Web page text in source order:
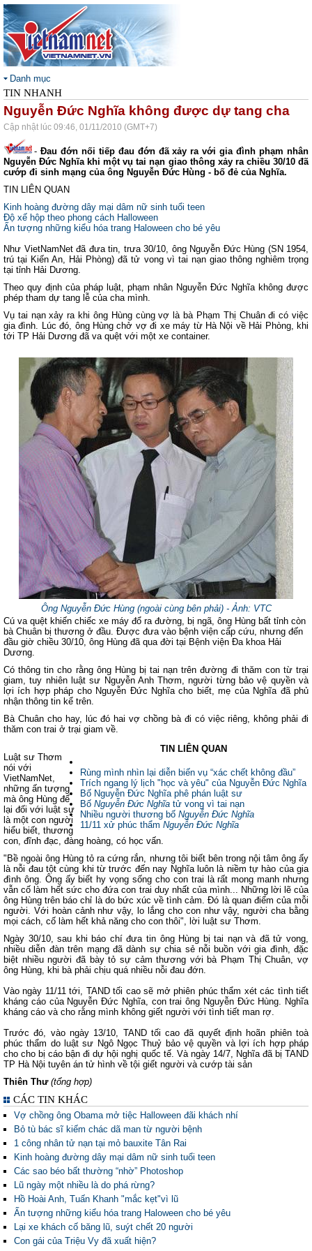
Danh mục
TIN NHANH
Nguyễn Đức Nghĩa không được dự tang cha
Cập nhật lúc 09:46, 01/11/2010 (GMT+7)
- Đau đớn nối tiếp đau đớn đã xảy ra với gia đình phạm nhân
Nguyễn Đức Nghĩa khi một vụ tai nạn giao thông xảy ra chiều 30/10 đã
cướp đi sinh mạng của ông Nguyễn Đức Hùng - bố đẻ của Nghĩa.
TIN LIÊN QUAN
Kinh hoàng đường dây mại dâm nữ sinh tuổi teen
Độ xế hộp theo phong cách Halloween
Ấn tượng những kiểu hóa trang Haloween cho bé yêu
Như VietNamNet đã đưa tin, trưa 30/10, ông Nguyễn Đức Hùng (SN 1954,
trú tại Kiến An, Hải Phòng) đã tử vong vì tai nạn giao thông nghiêm trọng
tại tỉnh Hải Dương.
Theo quy định của pháp luật, phạm nhân Nguyễn Đức Nghĩa không được
phép tham dự tang lễ của cha mình.
Vụ tai nạn xảy ra khi ông Hùng cùng vợ là bà Phạm Thị Chuân đi có việc
gia đình. Lúc đó, ông Hùng chở vợ đi xe máy từ Hà Nội về Hải Phòng, khi
tới TP Hải Dương đã va quệt với một xe container.
Ông Nguyễn Đức Hùng (ngoài cùng bên phải) - Ảnh: VTC
Cú va quệt khiến chiếc xe máy đổ ra đường, bị ngã, ông Hùng bất tỉnh còn
bà Chuân bị thương ở đầu. Được đưa vào bệnh viện cấp cứu, nhưng đến
đầu giờ chiều 30/10, ông Hùng đã qua đời tại Bệnh viện Đa khoa Hải
Dương.
Có thông tin cho rằng ông Hùng bị tai nạn trên đường đi thăm con từ trại
giam, tuy nhiên luật sư Nguyễn Anh Thơm, người từng bảo vệ quyền và
lợi ích hợp pháp cho Nguyễn Đức Nghĩa cho biết, mẹ của Nghĩa đã phủ
nhận thông tin kể trên.
Bà Chuân cho hay, lúc đó hai vợ chồng bà đi có việc riêng, không phải đi
thăm con trai ở trại giam về.
TIN LIÊN QUAN
Rùng mình nhìn lại diễn biến vụ “xác chết không đầu”
Trích ngang lý lịch "học và yêu" của Nguyễn Đức Nghĩa
Bố Nguyễn Đức Nghĩa phê phán luật sư
Bố Nguyễn Đức Nghĩa tử vong vì tai nạn
Nhiều người thương bố Nguyễn Đức Nghĩa
11/11 xử phúc thẩm Nguyễn Đức Nghĩa
Luật sư Thơm
nói với
VietNamNet,
những ấn tượng
mà ông Hùng để
lại đối với luật sư
là một con người
hiểu biết, thương
con, đĩnh đạc, đàng hoàng, có học vấn.
"Bề ngoài ông Hùng tỏ ra cứng rắn, nhưng tôi biết bên trong nội tâm ông ấy
là nỗi đau tột cùng khi từ trước đến nay Nghĩa luôn là niềm tự hào của gia
đình ông. Ông ấy biết hy vọng sống cho con trai là rất mong manh nhưng
vẫn cố làm hết sức cho đứa con trai duy nhất của mình... Những lời lẽ của
ông Hùng trên báo chỉ là do bức xúc về tình cảm. Đó là quan điểm của mỗi
người. Với hoàn cảnh như vậy, lo lắng cho con như vậy, người cha bằng
mọi cách, cố làm hết khả năng cho con thôi", lời luật sư Thơm.
Ngày 30/10, sau khi báo chí đưa tin ông Hùng bị tai nạn và đã tử vong,
nhiều diễn đàn trên mạng đã dành sự chia sẻ nỗi buồn với gia đình, đặc
biệt nhiều người đã bày tỏ sự cảm thương với bà Phạm Thị Chuân, vợ
ông Hùng, khi bà phải chịu quá nhiều nỗi đau đớn.
Vào ngày 11/11 tới, TAND tối cao sẽ mở phiên phúc thẩm xét các tình tiết
kháng cáo của Nguyễn Đức Nghĩa, con trai ông Nguyễn Đức Hùng. Nghĩa
kháng cáo và cho rằng mình không giết người với tình tiết man rợ.
Trước đó, vào ngày 13/10, TAND tối cao đã quyết định hoãn phiên toà
phúc thẩm do luật sư Ngô Ngọc Thuỷ bảo vệ quyền và lợi ích hợp pháp
cho cho bị cáo bận đi dự hội nghị quốc tế. Và ngày 14/7, Nghĩa đã bị TAND
TP Hà Nội tuyên án tử hình về tội giết người và cướp tài sản
Thiên Thư (tổng hợp)
CÁC TIN KHÁC
Vợ chồng ông Obama mở tiệc Halloween đãi khách nhí
Bỏ tù bác sĩ kiếm chác dã man từ người bệnh
1 công nhân tử nạn tại mỏ bauxite Tân Rai
Kinh hoàng đường dây mại dâm nữ sinh tuổi teen
Các sao béo bất thường “nhờ” Photoshop
Lũ ngày một nhiều là do phá rừng?
Hồ Hoài Anh, Tuấn Khanh "mắc kẹt"vì lũ
Ấn tượng những kiểu hóa trang Haloween cho bé yêu
Lại xe khách cố băng lũ, suýt chết 20 người
Con gái của Triệu Vy đã xuất hiện?